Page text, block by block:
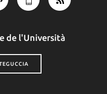
de l'Università